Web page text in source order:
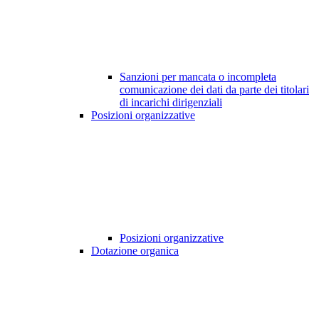
Sanzioni per mancata o incompleta
comunicazione dei dati da parte dei titolari
di incarichi dirigenziali
Posizioni organizzative
Posizioni organizzative
Dotazione organica